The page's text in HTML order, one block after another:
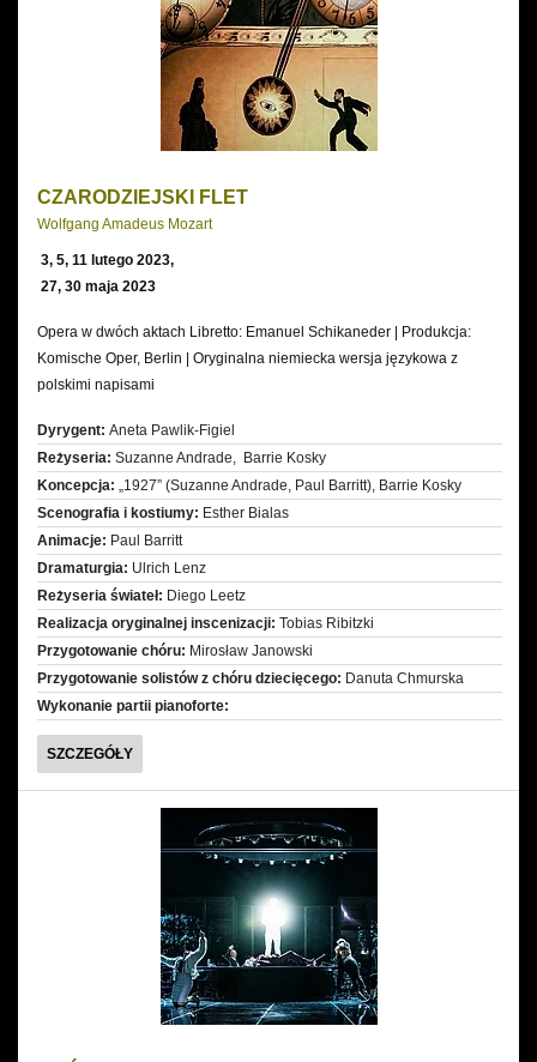
CZARODZIEJSKI FLET
Wolfgang Amadeus Mozart
3, 5, 11 lutego 2023,
27, 30 maja 2023
Opera w dwóch aktach Libretto: Emanuel Schikaneder | Produkcja:
Komische Oper, Berlin | Oryginalna niemiecka wersja językowa z
polskimi napisami
Dyrygent: Aneta Pawlik-Figiel
Reżyseria: Suzanne Andrade, Barrie Kosky
Koncepcja: „1927” (Suzanne Andrade, Paul Barritt), Barrie Kosky
Scenografia i kostiumy: Esther Bialas
Animacje: Paul Barritt
Dramaturgia: Ulrich Lenz
Reżyseria świateł: Diego Leetz
Realizacja oryginalnej inscenizacji: Tobias Ribitzki
Przygotowanie chóru: Mirosław Janowski
Przygotowanie solistów z chóru dziecięcego: Danuta Chmurska
Wykonanie partii pianoforte:
SZCZEGÓŁYCZARODZIEJSKI
FLET